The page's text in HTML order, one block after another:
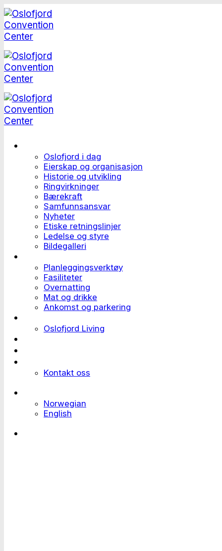
Skip
to
content
Oslofjord i dag
Eierskap og organisasjon
Historie og utvikling
Ringvirkninger
Bærekraft
Samfunnsansvar
Nyheter
Etiske retningslinjer
Ledelse og styre
Bildegalleri
Planleggingsverktøy
Fasiliteter
Overnatting
Mat og drikke
Ankomst og parkering
Oslofjord Living
Kontakt oss
Norwegian
English